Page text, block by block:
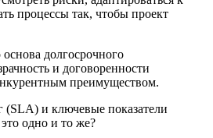
процессы так, чтобы проект
долгосрочного
и договоренности
преимуществом.
(SLA) и ключевые показатели
одно и то же?